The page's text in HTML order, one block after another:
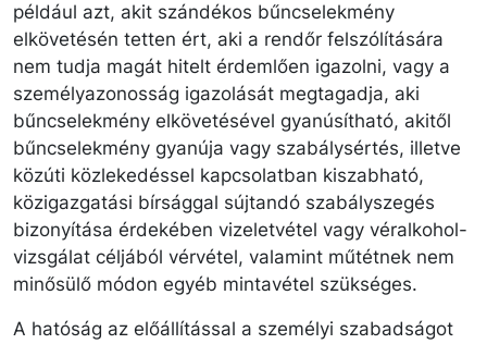
például azt, akit szándékos bűncselekmény
elkövetésén tetten ért, aki a rendőr felszólítására
nem tudja magát hitelt érdemlően igazolni, vagy a
személyazonosság igazolását megtagadja, aki
bűncselekmény elkövetésével gyanúsítható, akitől
bűncselekmény gyanúja vagy szabálysértés, illetve
közúti közlekedéssel kapcsolatban kiszabható,
közigazgatási bírsággal sújtandó szabályszegés
bizonyítása érdekében vizeletvétel vagy véralkohol-
vizsgálat céljából vérvétel, valamint műtétnek nem
minősülő módon egyéb mintavétel szükséges.
A hatóság az előállítással a személyi szabadságot